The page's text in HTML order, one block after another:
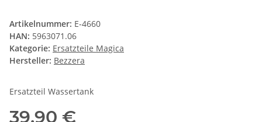
Artikelnummer: E-4660
HAN: 5963071.06
Kategorie: Ersatzteile Magica
Hersteller: Bezzera
Ersatzteil Wassertank
39,90 €